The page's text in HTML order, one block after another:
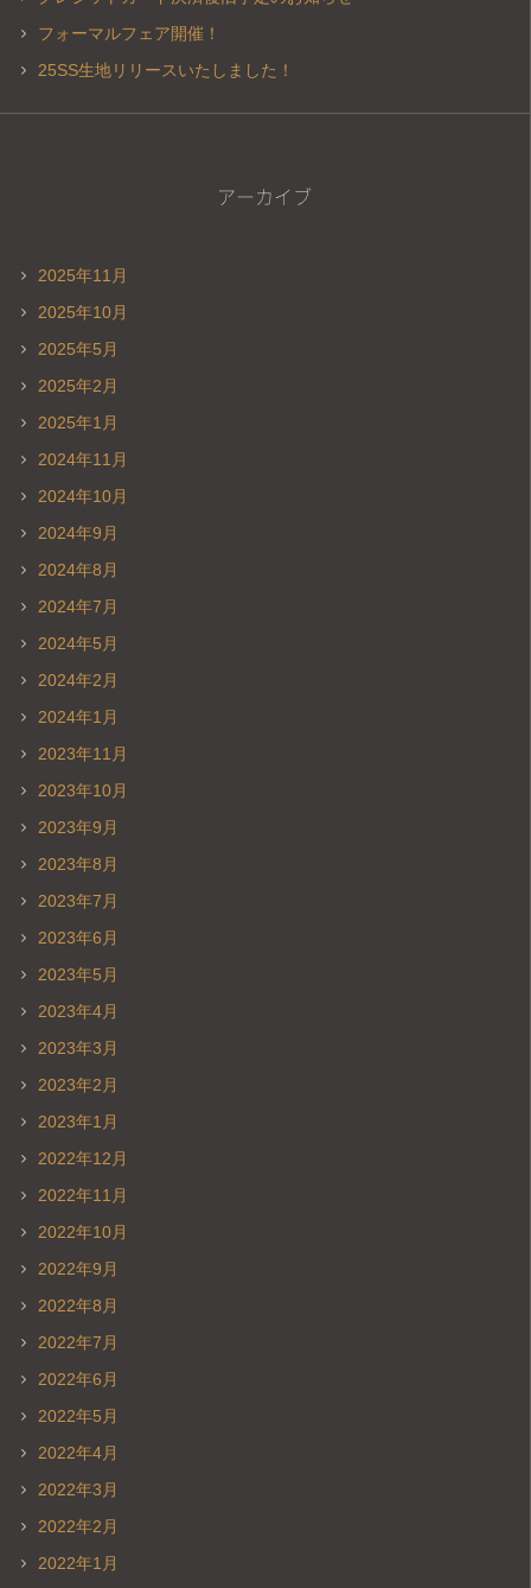
フォーマルフェア開催！
25SS生地リリースいたしました！
アーカイブ
2025年11月
2025年10月
2025年5月
2025年2月
2025年1月
2024年11月
2024年10月
2024年9月
2024年8月
2024年7月
2024年5月
2024年2月
2024年1月
2023年11月
2023年10月
2023年9月
2023年8月
2023年7月
2023年6月
2023年5月
2023年4月
2023年3月
2023年2月
2023年1月
2022年12月
2022年11月
2022年10月
2022年9月
2022年8月
2022年7月
2022年6月
2022年5月
2022年4月
2022年3月
2022年2月
2022年1月